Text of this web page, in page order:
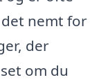
nemt for
der
om du